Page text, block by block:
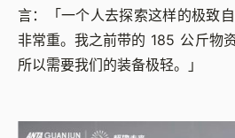
言：「一个人去探索这样的极致
非常重。我之前带的 185 公斤物
所以需要我们的装备极轻。」